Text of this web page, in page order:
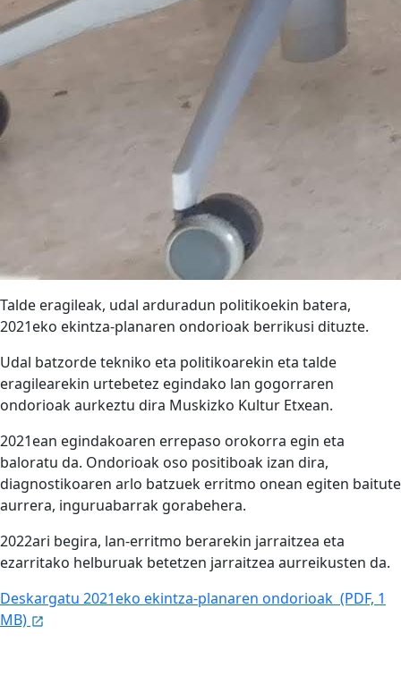
Talde eragileak, udal arduradun politikoekin batera,
2021eko ekintza-planaren ondorioak berrikusi dituzte.
Udal batzorde tekniko eta politikoarekin eta talde
eragilearekin urtebetez egindako lan gogorraren
ondorioak aurkeztu dira Muskizko Kultur Etxean.
2021ean egindakoaren errepaso orokorra egin eta
baloratu da. Ondorioak oso positiboak izan dira,
diagnostikoaren arlo batzuek erritmo onean egiten baitute
aurrera, inguruabarrak gorabehera.
2022ari begira, lan-erritmo berarekin jarraitzea eta
ezarritako helburuak betetzen jarraitzea aurreikusten da.
Deskargatu 2021eko ekintza-planaren ondorioak (PDF, 1
MB)